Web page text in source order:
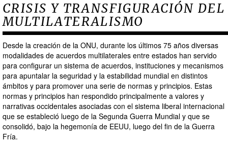
CRISIS Y TRANSFIGURACIÓN DEL
MULTILATERALISMO
Desde la creación de la ONU, durante los últimos 75 años diversas
modalidades de acuerdos multilaterales entre estados han servido
para configurar un sistema de acuerdos, instituciones y mecanismos
para apuntalar la seguridad y la estabilidad mundial en distintos
ámbitos y para promover una serie de normas y principios. Estas
normas y principios han respondido principalmente a valores y
narrativas occidentales asociadas con el sistema liberal internacional
que se estableció luego de la Segunda Guerra Mundial y que se
consolidó, bajo la hegemonía de EEUU, luego del fin de la Guerra
Fría.